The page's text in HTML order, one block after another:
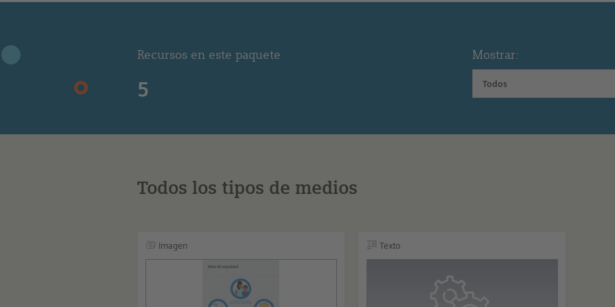
Recursos en este paquete
5
Mostrar:
Todos
Todos los tipos de medios
Imagen Texto